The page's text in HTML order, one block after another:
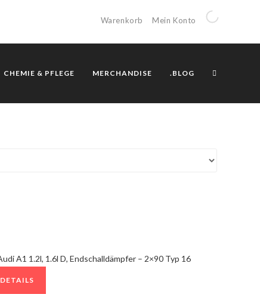
Warenkorb Mein Konto
CHEMIE & PFLEGE MERCHANDISE .BLOG
DETAILS